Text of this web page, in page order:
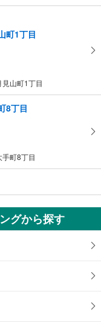
町1丁目
山町1丁目
8丁目
町8丁目
字兀山
グから探す